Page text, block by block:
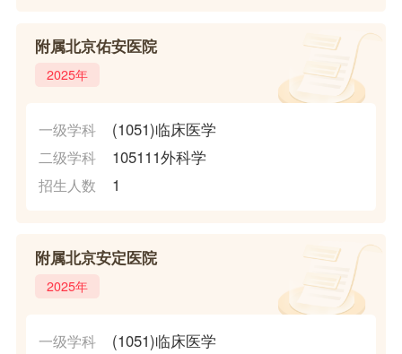
附属北京佑安医院
2025年
一级学科 (1051)临床医学
二级学科 105111外科学
招生人数 1
附属北京安定医院
2025年
一级学科 (1051)临床医学